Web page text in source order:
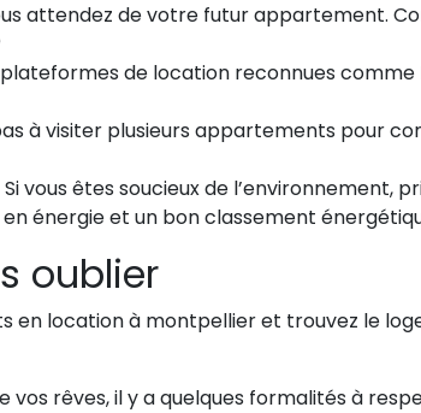
attendez de votre futur appartement.
plateformes de location reconnues comme
à visiter plusieurs appartements pour
Si vous êtes soucieux de l’environnement,
énergie et un bon classement
oublier
vos rêves, il y a quelques formalités à